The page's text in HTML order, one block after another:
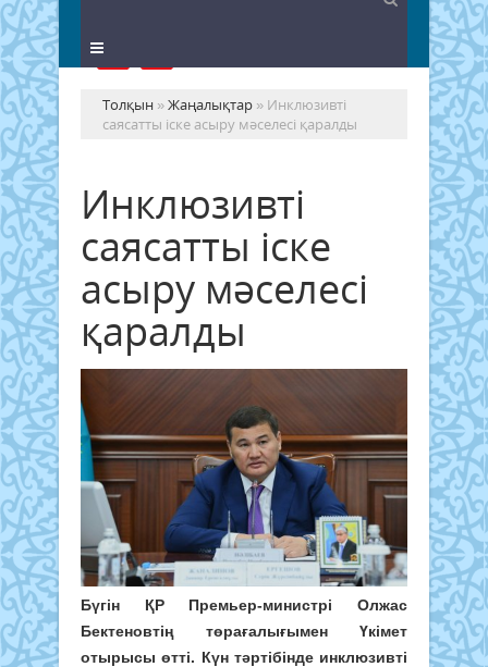
Толқын »Жаңалықтар » Инклюзивті
саясатты іске асыру мәселесі қаралды
Инклюзивті
саясатты іске
асыру мәселесі
қаралды
Бүгін ҚР Премьер-министрі Олжас
Бектеновтің төрағалығымен Үкімет
отырысы өтті. Күн тәртібінде инклюзивті